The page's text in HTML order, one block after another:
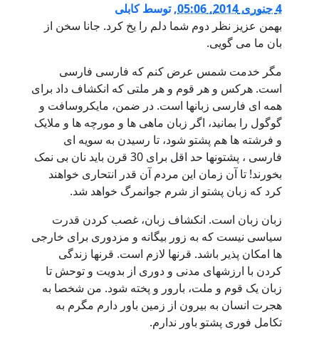
4 جنوری 2014, 05:06 ,توسطکابلی
بهمن عزیز نظر دوم شما دلم را یخ کرد. جانا سخن از
بان ما می گویی.
مگر خدمت شمس عرض کنم که فارسی فارسی
است. هرکس و هر قوم و هر ملتی که انکشاف داد برای
همه ای فارسی زبانها است. در ضمن، مایکروسافت و
گوگول را بمانید، اگر زبان ماهی ها و مورچه ها و ملایک
و فرشته ها هم پشتو شود، تا رسیدن به سویه ای
فارسی ، پشتونها حد اقل برای 30 قرن باید نان بی نمک
بخورند! تا آن زمان این مردم آن قدر انتحاری خواهند
کرد که زبان پشتو از شرم جوانمرگ خواهد شد.
زبان زبان است. انکشاف زبان، غصب کردن قدرت
سیاسی نیست که به زور بیگانه و مزدوری برای خارجی
ها امکان پذیر باشد. قرنها لازم است. قرنها زندگی
کردن با ارزشهای مدنی و دوری از بدویت و توحش تا
زبان یک قوم و ملت، بارور و پخته شود. من شخصا به
هجرت انسان به بیرون از زمین باور دارم مگرم به
تکامل فوری پشتو باور ندارم.